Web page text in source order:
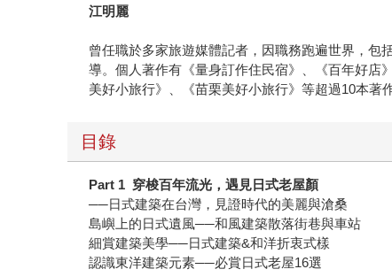
江明麗
曾任職於多家旅遊媒體記者，因職務跑遍世界，包
導。個人著作有《量身訂作住民宿》、《百年好店
美好小旅行》、《苗栗美好小旅行》等超過10本著
目錄
Part 1穿梭百年流光，遇見日式老屋顏
──日式建築在台灣，見證時代的美麗與滄桑
島嶼上的日式遺風──和風建築散落街巷與車站
細賞建築美學──日式建築&和洋折衷式樣
認識東洋建築元素──必賞日式老屋16選